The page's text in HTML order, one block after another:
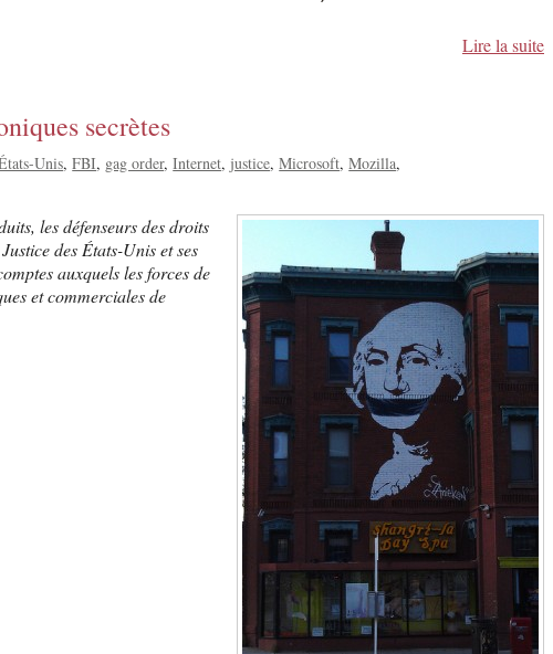
Lire la suite
secrètes
Unis FBI gag order Internet justice Microsoft Mozilla
les défenseurs des droits
des États-Unis et ses
auxquels les forces de
et commerciales de